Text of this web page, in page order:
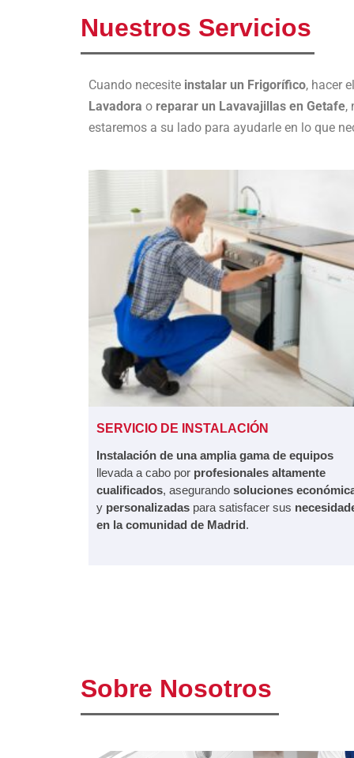
Nuestros Servicios
Cuando necesite instalar un Frigorífico, hacer el
Lavadora o reparar un Lavavajillas en Getafe,
estaremos a su lado para ayudarle en lo que
SERVICIO DE INSTALACIÓN
Instalación de una amplia gama de equipos
llevada a cabo por profesionales altamente
cualificados, asegurando soluciones
y personalizadas para satisfacer sus
en la comunidad de Madrid.
Sobre Nosotros